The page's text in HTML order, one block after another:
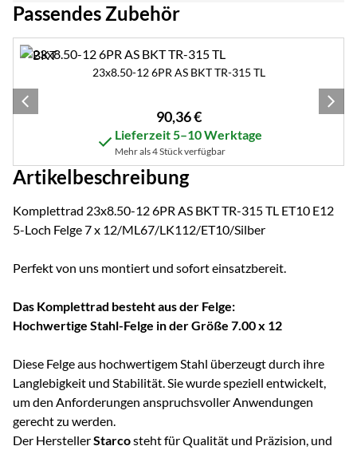
Passendes Zubehör
Zubehör überspringen
23x8.50-12 6PR AS BKT TR-315 TL
90,36€
Lieferzeit 5–10 Werktage
Mehr als 4 Stück verfügbar
Artikelbeschreibung
Komplettrad 23x8.50-12 6PR AS BKT TR-315 TL ET10 E12
5-Loch Felge 7 x 12/ML67/LK112/ET10/Silber
Perfekt von uns montiert und sofort einsatzbereit.
Das Komplettrad besteht aus der Felge:
Hochwertige Stahl-Felge in der Größe 7.00 x 12
Diese Felge aus hochwertigem Stahl überzeugt durch ihre
Langlebigkeit und Stabilität. Sie wurde speziell entwickelt,
um den Anforderungen anspruchsvoller Anwendungen
gerecht zu werden.
Der HerstellerStarcosteht für Qualität und Präzision, und